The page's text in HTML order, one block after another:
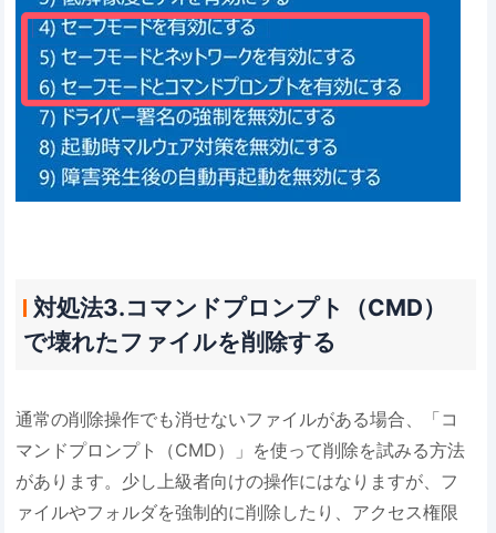
対処法3.コマンドプロンプト（CMD）
で壊れたファイルを削除する
通常の削除操作でも消せないファイルがある場合、「コ
マンドプロンプト（CMD）」を使って削除を試みる方法
があります。少し上級者向けの操作にはなりますが、フ
ァイルやフォルダを強制的に削除したり、アクセス権限